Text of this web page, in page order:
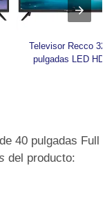
Televisor Recco 32
pulgadas LED HD
40 pulgadas Full
del producto: